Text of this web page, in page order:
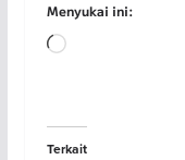
Menyukai ini:
Memuat...
Terkait